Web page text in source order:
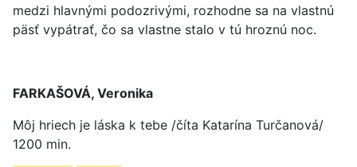
medzi hlavnými podozrivými, rozhodne sa na vlastnú
päsť vypátrať, čo sa vlastne stalo v tú hroznú noc.
FARKAŠOVÁ, Veronika
Môj hriech je láska k tebe /číta Katarína Turčanová/
1200 min.